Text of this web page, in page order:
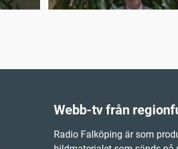
Webb-tv från
Radio Falköping är som